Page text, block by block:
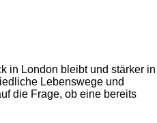
in London bleibt und stärker in
Lebenswege und
die Frage, ob eine bereits